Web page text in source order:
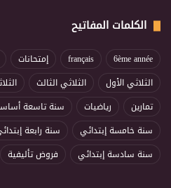
الكلمات المفاتيح
6ème année
français إمتحانات
الثلاثي الأول
الثلاثي الثالث
تمارين
رياضيات سنة تاسعة
سنة خامسة إبتدائي
سنة رابعة
سنة سادسة إبتدائي
فروض تأليفية